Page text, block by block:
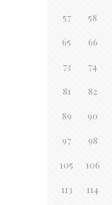
57 58
65 66
73 74
81 82
89 90
97 98
105 106
113 114